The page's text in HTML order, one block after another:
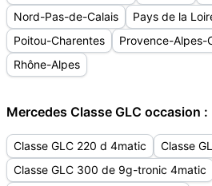
Nord-Pas-de-Calais
Pays de la
Poitou-Charentes
Provence-Alpes-
Rhône-Alpes
Mercedes Classe GLC occasion
Classe GLC 220 d 4matic
Classe
Classe GLC 300 de 9g-tronic 4matic